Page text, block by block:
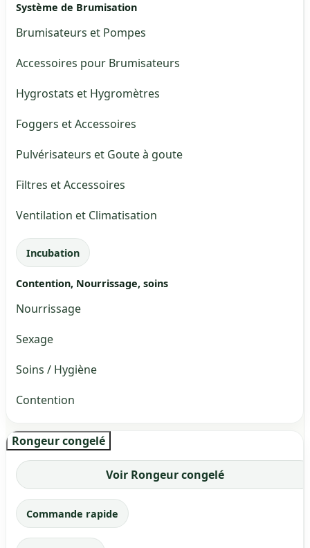
Système de Brumisation
Brumisateurs et Pompes
Accessoires pour Brumisateurs
Hygrostats et Hygromètres
Foggers et Accessoires
Pulvérisateurs et Goute à goute
Filtres et Accessoires
Ventilation et Climatisation
Incubation
Contention, Nourrissage, soins
Nourrissage
Sexage
Soins / Hygiène
Contention
Rongeur congelé
Voir Rongeur congelé
Commande rapide